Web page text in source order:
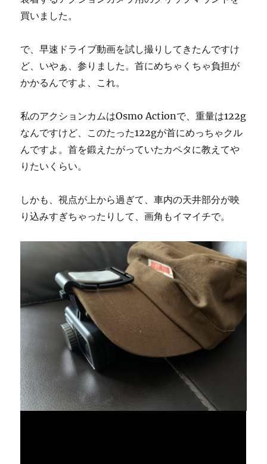
買いました。
で、早速ドライブ動画を試し撮りしてきたんですけ
ど、いやぁ、参りました。首にめちゃくちゃ負担が
かかるんですよ、これ。
私のアクションカムはOsmo Actionで、重量は122g
なんですけど、このたった122gが首にめっちゃクル
んですよ。首を鍛えたがっていたカペタに教えてや
りたいくらい。
しかも、視点が上から過ぎて、車内の天井部分が映
り込みすぎちゃったりして、画角もイマイチで。